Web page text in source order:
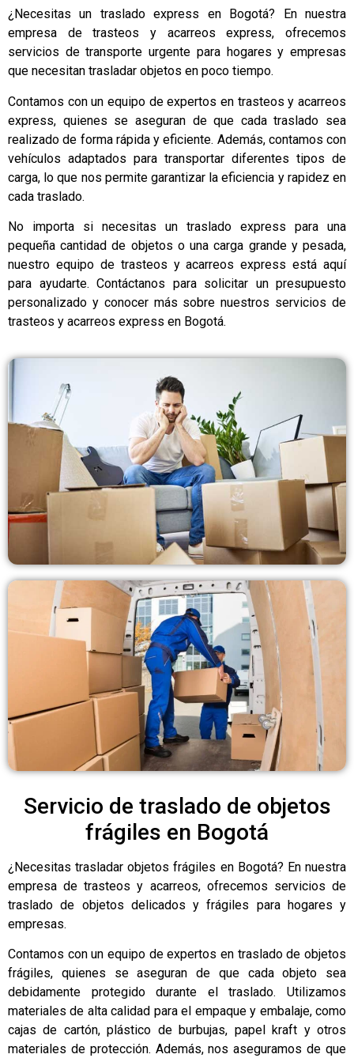
¿Necesitas un traslado express en Bogotá? En nuestra
empresa de trasteos y acarreos express, ofrecemos
servicios de transporte urgente para hogares y empresas
que necesitan trasladar objetos en poco tiempo.
Contamos con un equipo de expertos en trasteos y acarreos
express, quienes se aseguran de que cada traslado sea
realizado de forma rápida y eficiente. Además, contamos con
vehículos adaptados para transportar diferentes tipos de
carga, lo que nos permite garantizar la eficiencia y rapidez en
cada traslado.
No importa si necesitas un traslado express para una
pequeña cantidad de objetos o una carga grande y pesada,
nuestro equipo de trasteos y acarreos express está aquí
para ayudarte. Contáctanos para solicitar un presupuesto
personalizado y conocer más sobre nuestros servicios de
trasteos y acarreos express en Bogotá.
Servicio de traslado de objetos
frágiles en Bogotá
¿Necesitas trasladar objetos frágiles en Bogotá? En nuestra
empresa de trasteos y acarreos, ofrecemos servicios de
traslado de objetos delicados y frágiles para hogares y
empresas.
Contamos con un equipo de expertos en traslado de objetos
frágiles, quienes se aseguran de que cada objeto sea
debidamente protegido durante el traslado. Utilizamos
materiales de alta calidad para el empaque y embalaje, como
cajas de cartón, plástico de burbujas, papel kraft y otros
materiales de protección. Además, nos aseguramos de que